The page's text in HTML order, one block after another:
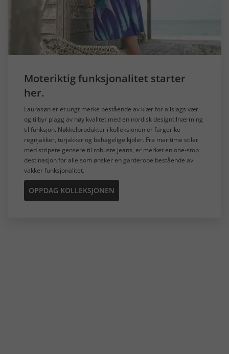
Moteriktig funksjonalitet starter
her.
Laurasøn er et ungt merke bestående av klær for allslags vær
og tilbyr plagg av høy kvalitet med en nordisk designtilnærming
til funksjon. Nøkkelprodukter i kolleksjonen er fargerike
regnjakker, turjakker og behagelige kjoler. Fra maritime stiler
med stripete gensere til robuste jeans, er merket en one-stop
destinasjon for alle som ønsker en garderobe bestående av
vakker funksjonalitet.
OPPDAG KOLLEKSJONEN